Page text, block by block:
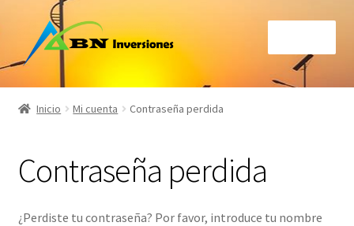
navigation
content
Inicio
Cálculo Ahorro de Energía por Iluminación Solar
Carrito
Inicio Mi cuenta Contraseña perdida
Contraseña perdida
¿Perdiste tu contraseña? Por favor, introduce tu nombre